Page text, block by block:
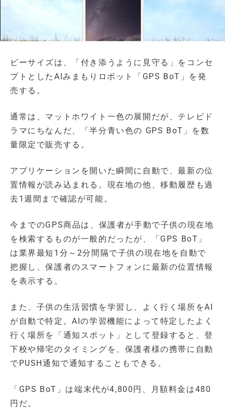
ビーサイズは、「付き添うように見守る」をコンセ
プトとしたAIみまもりロボット「GPS BoT」を発
売する。
通常は、マットホワイト一色の展開だが、テレビド
ラマにちなんだ、「半分青い色の GPS BoT」を数
量限定で販売する。
アプリケーションを開いた瞬間に自動で、最新の位
置情報が読み込まれる。現在地の他、移動履歴も過
去1週間まで確認が可能。
今までのGPS商品は、保護者が手動で子供の現在地
を検索するものが一般的だったが、「GPS BoT」
は業界最短1分～2分間隔で子供の現在地を自動で
把握し、保護者のスマートフォンに最新の位置情報
を表示する。
また、子供の生活習慣を学習し、よく行く場所をAI
が自動で特定。AIの学習機能によって特定したよく
行く場所を「通知スポット」として登録すると、登
下校や帰宅のタイミングを、保護者様の携帯に自動
でPUSH通知で通知することもできる。
「GPS BoT」は端末代が4,800円、月額料金は480
円だ。